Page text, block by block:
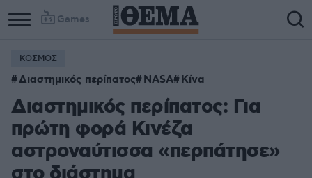
Games
ΚΟΣΜΟΣ
Διαστημικός περίπατος NASA Κίνα
Διαστημικός περίπατος: Για
πρώτη φορά Κινέζα
αστροναύτισσα «περπάτησε»